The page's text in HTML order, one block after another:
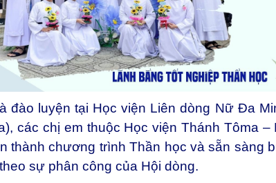
đào luyện tại Học viện Liên dòng Nữ Đa
các chị em thuộc Học viện Thánh Tôma –
thành chương trình Thần học và sẵn sàng
sự phân công của Hội dòng.